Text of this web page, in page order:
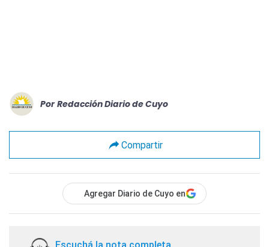
Por Redacción Diario de Cuyo
Compartir
Agregar Diario de Cuyo en